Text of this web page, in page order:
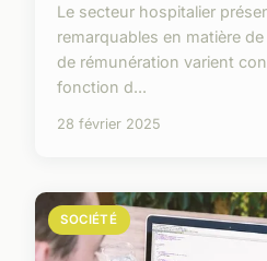
Le secteur hospitalier
remarquables en matière
de rémunération varient
fonction d...
28 février 2025
SOCIÉTÉ